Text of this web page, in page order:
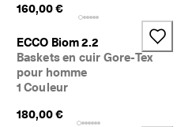
160,00 €
ECCO Biom 2.2
Baskets en cuir Gore-Tex
pour homme
1 Couleur
180,00 €